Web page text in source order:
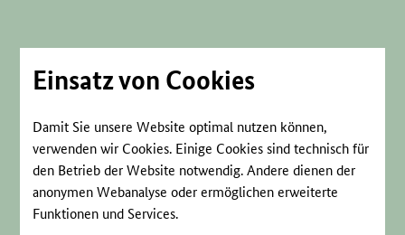
Einsatz von Cookies
Damit Sie unsere Website optimal nutzen können,
verwenden wir Cookies. Einige Cookies sind technisch für
den Betrieb der Website notwendig. Andere dienen der
anonymen Webanalyse oder ermöglichen erweiterte
Funktionen und Services.